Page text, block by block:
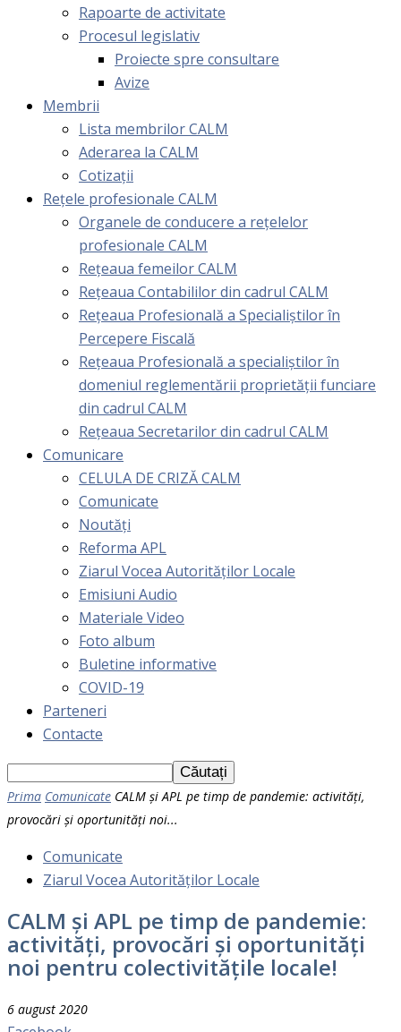
Rapoarte de activitate
Procesul legislativ
Proiecte spre consultare
Avize
Membrii
Lista membrilor CALM
Aderarea la CALM
Cotizaţii
Rețele profesionale CALM
Organele de conducere a rețelelor
profesionale CALM
Rețeaua femeilor CALM
Rețeaua Contabililor din cadrul CALM
Rețeaua Profesională a Specialiștilor în
Percepere Fiscală
Reţeaua Profesională a specialiştilor în
domeniul reglementării proprietăţii funciare
din cadrul CALM
Rețeaua Secretarilor din cadrul CALM
Comunicare
CELULA DE CRIZĂ CALM
Comunicate
Noutăți
Reforma APL
Ziarul Vocea Autorităților Locale
Emisiuni Audio
Materiale Video
Foto album
Buletine informative
COVID-19
Parteneri
Contacte
Prima Comunicate CALM și APL pe timp de pandemie: activități,
provocări și oportunități noi...
Comunicate
Ziarul Vocea Autorităților Locale
CALM și APL pe timp de pandemie:
activități, provocări și oportunități
noi pentru colectivitățile locale!
6 august 2020